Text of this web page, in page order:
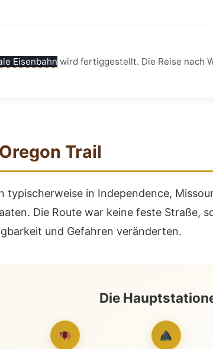
Eisenbahn wird fertiggestellt. Die Reise nach
Trail
typischerweise in Independence,
Die Route war keine feste Straße,
und Gefahren veränderten.
Die